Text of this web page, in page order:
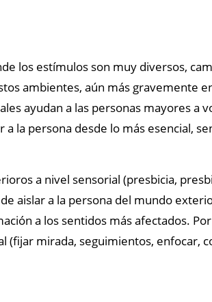
los estímulos son muy diversos,
ambientes, aún más gravemente
ayudan a las personas mayores a
a la persona desde lo más esencial,
a nivel sensorial (presbicia,
aislar a la persona del mundo
a los sentidos más afectados.
(fijar mirada, seguimientos, enfocar,